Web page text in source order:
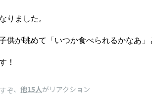
りました。
供が眺めて「いつか食べられるかなあ
！
ぞ、 他15人がリアクション